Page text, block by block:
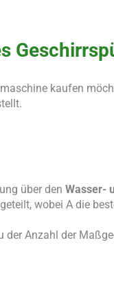
kaufen
über den Wasser-
wobei A die
Anzahl der